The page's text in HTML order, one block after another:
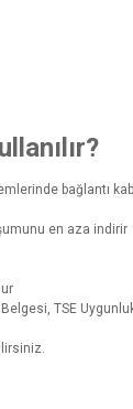
bağlantı
en aza indirir
TSE